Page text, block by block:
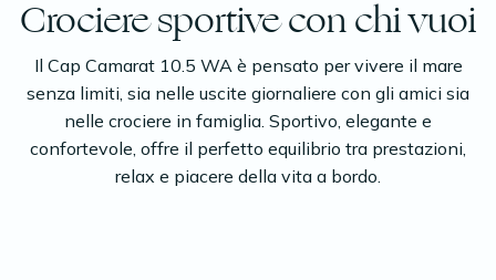
Crociere sportive con chi vuoi
Il Cap Camarat 10.5 WA è pensato per vivere il mare
senza limiti, sia nelle uscite giornaliere con gli amici sia
nelle crociere in famiglia. Sportivo, elegante e
confortevole, offre il perfetto equilibrio tra prestazioni,
relax e piacere della vita a bordo.